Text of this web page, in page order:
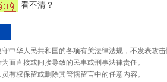
看不清？
守中华人民共和国的各项有关法律法规，不发表攻
而直接或间接导致的民事或刑事法律责任。
有权保留或删除其管辖留言中的任意内容。